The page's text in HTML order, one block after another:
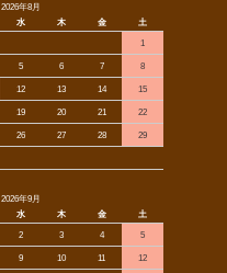
2026年8月
水 木 金
土
1
5 6 7 8
12 13 14 15
19 20 21 22
26 27 28 29
2026年9月
水 木 金
土
2 3 4 5
9 10 11 12